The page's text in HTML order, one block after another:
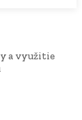
a využitie